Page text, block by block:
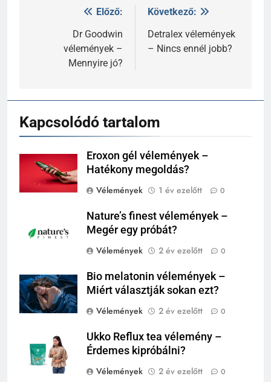
Bejegyzés
navigáció
Előző:
Dr Goodwin
vélemények –
Mennyire jó?
Következő:
Detralex vélemények
– Nincs ennél jobb?
Kapcsolódó tartalom
Eroxon gél vélemények –
Hatékony megoldás?
Vélemények
1 év ezelőtt 0
Nature’s finest vélemények –
Megér egy próbát?
Vélemények
2 év ezelőtt 0
Bio melatonin vélemények –
Miért választják sokan ezt?
Vélemények
2 év ezelőtt 0
Ukko Reflux tea vélemény –
Érdemes kipróbálni?
Vélemények
2 év ezelőtt 0